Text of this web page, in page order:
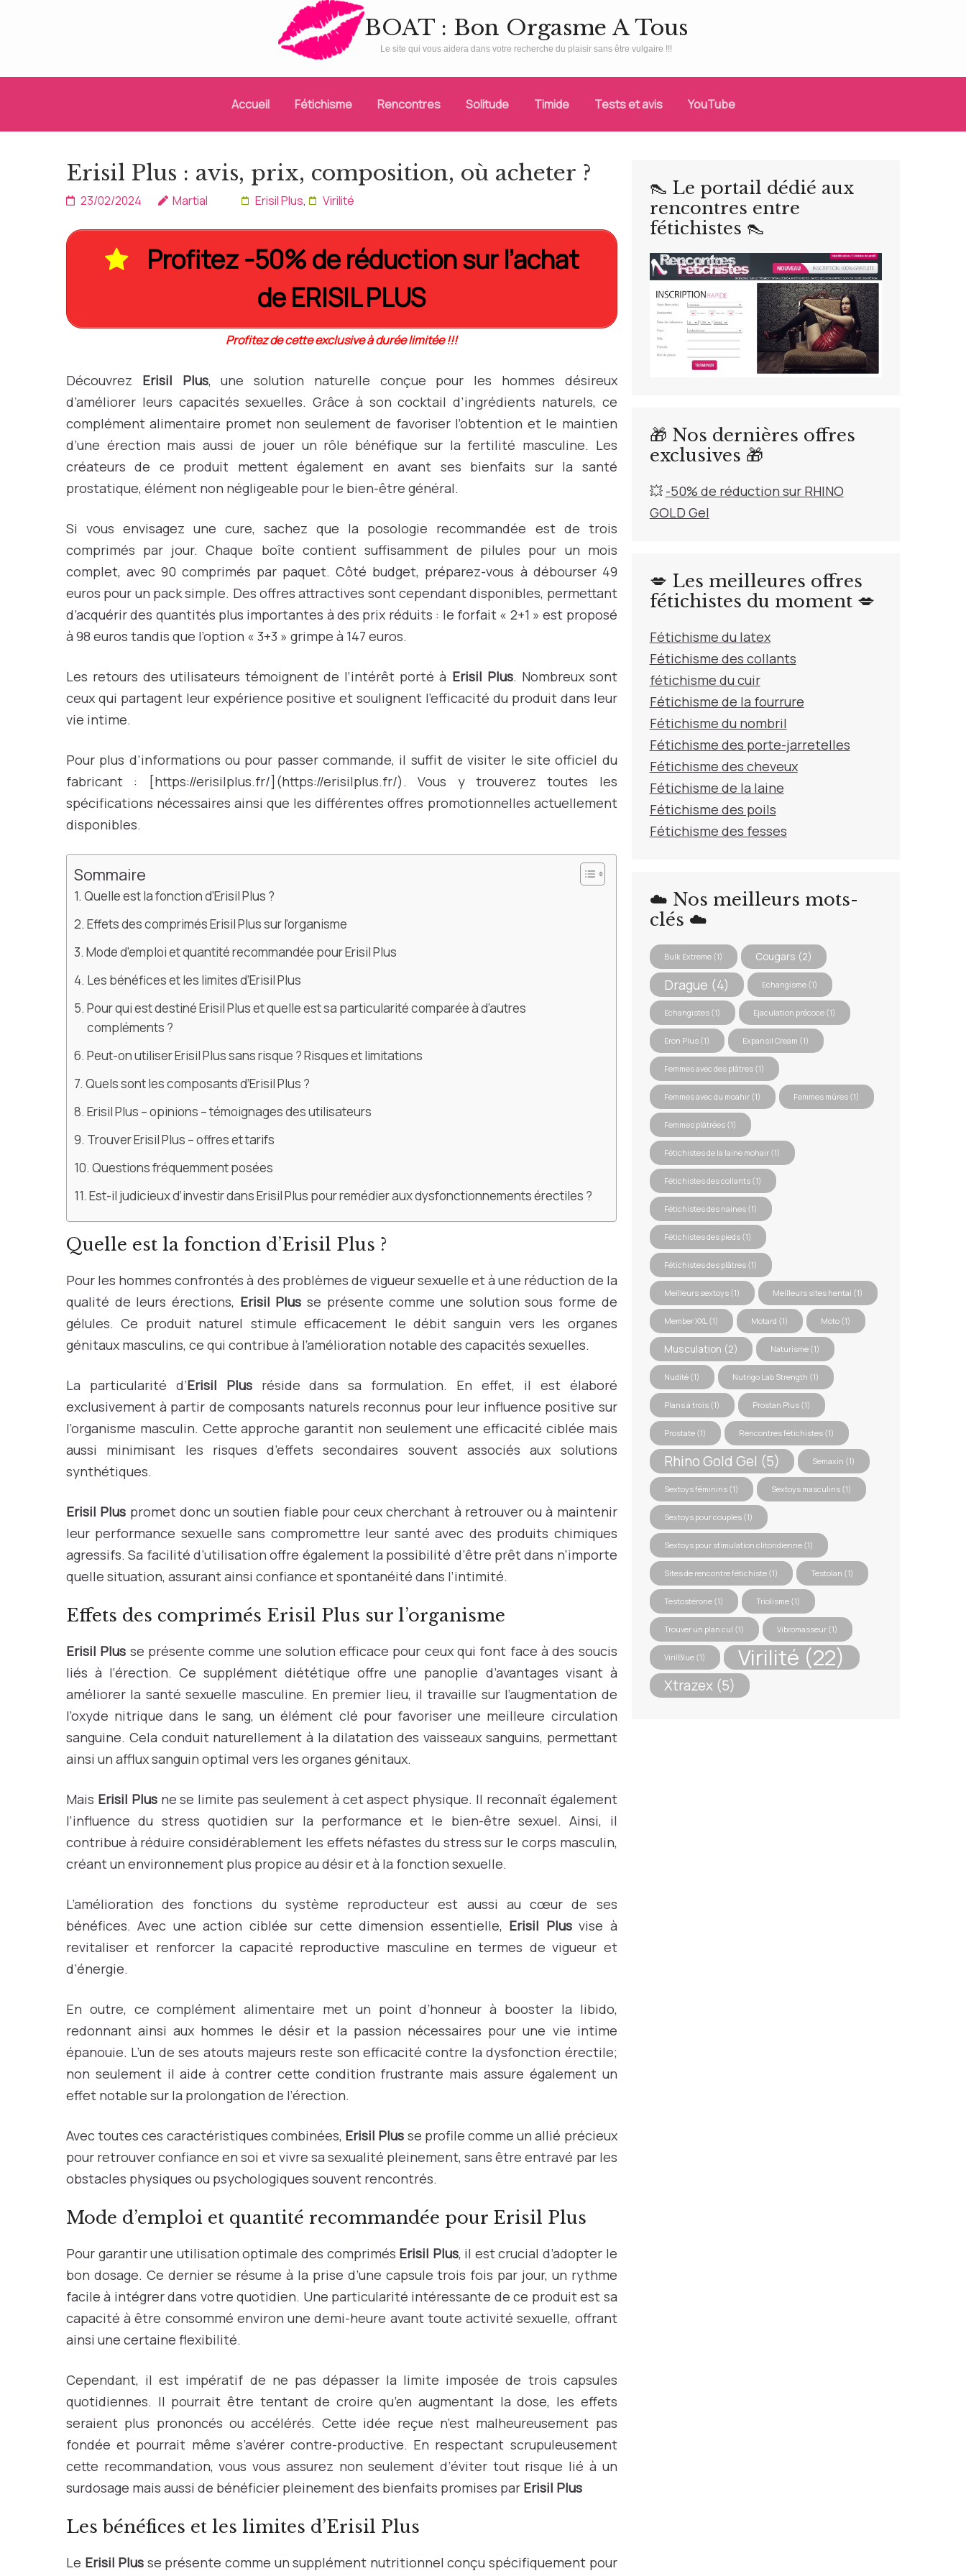
(Pressez
BOAT : Bon Orgasme A Tous
Le site qui vous aidera dans votre recherche du plaisir sans être vulgaire !!!
Accueil Fétichisme Rencontres Solitude Timide Tests et avis YouTube
Erisil Plus : avis, prix, composition, où acheter ?
23/02/2024 Martial Erisil Plus, Virilité
Profitez -50% de réduction sur l’achat
de ERISIL PLUS
Profitez de cette exclusive à durée limitée !!!
Découvrez Erisil Plus, une solution naturelle conçue pour les hommes désireux
d’améliorer leurs capacités sexuelles. Grâce à son cocktail d’ingrédients naturels, ce
complément alimentaire promet non seulement de favoriser l’obtention et le maintien
d’une érection mais aussi de jouer un rôle bénéfique sur la fertilité masculine. Les
créateurs de ce produit mettent également en avant ses bienfaits sur la santé
prostatique, élément non négligeable pour le bien-être général.
Si vous envisagez une cure, sachez que la posologie recommandée est de trois
comprimés par jour. Chaque boîte contient suffisamment de pilules pour un mois
complet, avec 90 comprimés par paquet. Côté budget, préparez-vous à débourser 49
euros pour un pack simple. Des offres attractives sont cependant disponibles, permettant
d’acquérir des quantités plus importantes à des prix réduits : le forfait « 2+1 » est proposé
à 98 euros tandis que l’option « 3+3 » grimpe à 147 euros.
Les retours des utilisateurs témoignent de l’intérêt porté à Erisil Plus. Nombreux sont
ceux qui partagent leur expérience positive et soulignent l’efficacité du produit dans leur
vie intime.
Pour plus d’informations ou pour passer commande, il suffit de visiter le site officiel du
fabricant : [https://erisilplus.fr/](https://erisilplus.fr/). Vous y trouverez toutes les
spécifications nécessaires ainsi que les différentes offres promotionnelles actuellement
disponibles.
Sommaire
Quelle est la fonction d’Erisil Plus ?
Effets des comprimés Erisil Plus sur l’organisme
Mode d’emploi et quantité recommandée pour Erisil Plus
Les bénéfices et les limites d’Erisil Plus
Pour qui est destiné Erisil Plus et quelle est sa particularité comparée à d’autres
compléments ?
Peut-on utiliser Erisil Plus sans risque ? Risques et limitations
Quels sont les composants d’Erisil Plus ?
Erisil Plus – opinions – témoignages des utilisateurs
Trouver Erisil Plus – offres et tarifs
Questions fréquemment posées
Est-il judicieux d’investir dans Erisil Plus pour remédier aux dysfonctionnements érectiles ?
Quelle est la fonction d’Erisil Plus ?
Pour les hommes confrontés à des problèmes de vigueur sexuelle et à une réduction de la
qualité de leurs érections, Erisil Plus se présente comme une solution sous forme de
gélules. Ce produit naturel stimule efficacement le débit sanguin vers les organes
génitaux masculins, ce qui contribue à l’amélioration notable des capacités sexuelles.
La particularité d’Erisil Plusréside dans sa formulation. En effet, il est élaboré
exclusivement à partir de composants naturels reconnus pour leur influence positive sur
l’organisme masculin. Cette approche garantit non seulement une efficacité ciblée mais
aussi minimisant les risques d’effets secondaires souvent associés aux solutions
synthétiques.
Erisil Plus promet donc un soutien fiable pour ceux cherchant à retrouver ou à maintenir
leur performance sexuelle sans compromettre leur santé avec des produits chimiques
agressifs. Sa facilité d’utilisation offre également la possibilité d’être prêt dans n’importe
quelle situation, assurant ainsi confiance et spontanéité dans l’intimité.
Effets des comprimés Erisil Plus sur l’organisme
Erisil Plus se présente comme une solution efficace pour ceux qui font face à des soucis
liés à l’érection. Ce supplément diététique offre une panoplie d’avantages visant à
améliorer la santé sexuelle masculine. En premier lieu, il travaille sur l’augmentation de
l’oxyde nitrique dans le sang, un élément clé pour favoriser une meilleure circulation
sanguine. Cela conduit naturellement à la dilatation des vaisseaux sanguins, permettant
ainsi un afflux sanguin optimal vers les organes génitaux.
Mais Erisil Plusne se limite pas seulement à cet aspect physique. Il reconnaît également
l’influence du stress quotidien sur la performance et le bien-être sexuel. Ainsi, il
contribue à réduire considérablement les effets néfastes du stress sur le corps masculin,
créant un environnement plus propice au désir et à la fonction sexuelle.
L’amélioration des fonctions du système reproducteur est aussi au cœur de ses
bénéfices. Avec une action ciblée sur cette dimension essentielle, Erisil Plusvise à
revitaliser et renforcer la capacité reproductive masculine en termes de vigueur et
d’énergie.
En outre, ce complément alimentaire met un point d’honneur à booster la libido,
redonnant ainsi aux hommes le désir et la passion nécessaires pour une vie intime
épanouie. L’un de ses atouts majeurs reste son efficacité contre la dysfonction érectile;
non seulement il aide à contrer cette condition frustrante mais assure également un
effet notable sur la prolongation de l’érection.
Avec toutes ces caractéristiques combinées, Erisil Plus se profile comme un allié précieux
pour retrouver confiance en soi et vivre sa sexualité pleinement, sans être entravé par les
obstacles physiques ou psychologiques souvent rencontrés.
Mode d’emploi et quantité recommandée pour Erisil Plus
Pour garantir une utilisation optimale des comprimés Erisil Plus, il est crucial d’adopter le
bon dosage. Ce dernier se résume à la prise d’une capsule trois fois par jour, un rythme
facile à intégrer dans votre quotidien. Une particularité intéressante de ce produit est sa
capacité à être consommé environ une demi-heure avant toute activité sexuelle, offrant
ainsi une certaine flexibilité.
Cependant, il est impératif de ne pas dépasser la limite imposée de trois capsules
quotidiennes. Il pourrait être tentant de croire qu’en augmentant la dose, les effets
seraient plus prononcés ou accélérés. Cette idée reçue n’est malheureusement pas
fondée et pourrait même s’avérer contre-productive. En respectant scrupuleusement
cette recommandation, vous vous assurez non seulement d’éviter tout risque lié à un
surdosage mais aussi de bénéficier pleinement des bienfaits promises par Erisil Plus
Les bénéfices et les limites d’Erisil Plus
Le Erisil Plus se présente comme un supplément nutritionnel conçu spécifiquement pour
👠 Le portail dédié aux
rencontres entre
fétichistes 👠
🎁 Nos dernières offres
exclusives 🎁
💥 -50% de réduction sur RHINO
GOLD Gel
💋 Les meilleures offres
fétichistes du moment 💋
Fétichisme du latex
Fétichisme des collants
fétichisme du cuir
Fétichisme de la fourrure
Fétichisme du nombril
Fétichisme des porte-jarretelles
Fétichisme des cheveux
Fétichisme de la laine
Fétichisme des poils
Fétichisme des fesses
☁️ Nos meilleurs mots-
clés ☁️
Bulk Extreme(1) Cougars (2)
Drague (4) Echangisme(1)
Echangistes(1) Ejaculation précoce(1)
Eron Plus(1) Expansil Cream (1)
Femmes avec des plâtres(1)
Femmes avec du moahir(1) Femmes mûres(1)
Femmes plâtrées(1)
Fétichistes de la laine mohair(1)
Fétichistes des collants(1)
Fétichistes des naines(1)
Fétichistes des pieds(1)
Fétichistes des plâtres(1)
Meilleurs sextoys(1) Meilleurs sites hentai (1)
Member XXL(1) Motard (1) Moto(1)
Musculation (2) Naturisme(1)
Nudité(1) Nutrigo Lab Strength (1)
Plans à trois(1) Prostan Plus(1)
Prostate(1) Rencontres fétichistes(1)
Rhino Gold Gel (5) Semaxin (1)
Sextoys féminins(1) Sextoys masculins(1)
Sextoys pour couples(1)
Sextoys pour stimulation clitoridienne(1)
Sites de rencontre fétichiste(1) Testolan (1)
Testostérone(1) Triolisme(1)
Trouver un plan cul (1) Vibromasseur(1)
VirilBlue(1) Virilité (22)
Xtrazex(5)